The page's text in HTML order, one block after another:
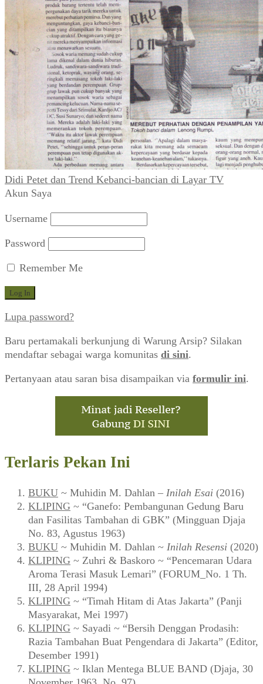
Didi Petet dan Trend Kebanci-bancian di Layar TV
Akun Saya
Username
Password
Remember Me
Lupa password?
Baru pertamakali berkunjung di Warung Arsip? Silakan
mendaftar sebagai warga komunitas di sini.
Pertanyaan atau saran bisa disampaikan via formulir ini.
Terlaris Pekan Ini
BUKU ~ Muhidin M. Dahlan – Inilah Esai (2016)
KLIPING ~ “Ganefo: Pembangunan Gedung Baru
dan Fasilitas Tambahan di GBK” (Mingguan Djaja
No. 83, Agustus 1963)
BUKU ~ Muhidin M. Dahlan ~ Inilah Resensi (2020)
KLIPING ~ Zuhri & Baskoro ~ “Pencemaran Udara
Aroma Terasi Masuk Lemari” (FORUM_No. 1 Th.
III, 28 April 1994)
KLIPING ~ “Timah Hitam di Atas Jakarta” (Panji
Masyarakat, Mei 1997)
KLIPING ~ Sayadi ~ “Bersih Denggan Prodasih:
Razia Tambahan Buat Pengendara di Jakarta” (Editor,
Desember 1991)
KLIPING ~ Iklan Mentega BLUE BAND (Djaja, 30